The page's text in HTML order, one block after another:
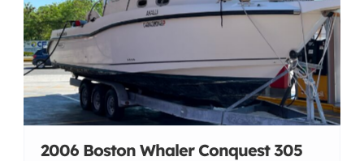
2006 Boston Whaler Conquest 305